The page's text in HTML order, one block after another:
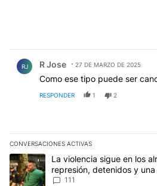
RJ R Jose 27 DE MARZO DE 2025
Como ese tipo puede ser
RESPONDER 1 2
CONVERSACIONES ACTIVAS
Este listado muestra los artículos
Un artículo de tendencia con el título
La violencia sigue en los
represión, detenidos y
111